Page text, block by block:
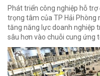
Phát triển công nghiệp hỗ
trọng tâm của TP Hải Phòng
tăng năng lực doanh nghiệp
sâu hơn vào chuỗi cung ứng